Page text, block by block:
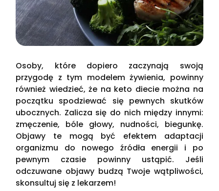
Osoby, które dopiero zaczynają swoją
przygodę z tym modelem żywienia, powinny
również wiedzieć, że na keto diecie można na
początku spodziewać się pewnych skutków
ubocznych. Zalicza się do nich między innymi:
zmęczenie, bóle głowy, nudności, biegunkę.
Objawy te mogą być efektem adaptacji
organizmu do nowego źródła energii i po
pewnym czasie powinny ustąpić. Jeśli
odczuwane objawy budzą Twoje wątpliwości,
skonsultuj się z lekarzem!